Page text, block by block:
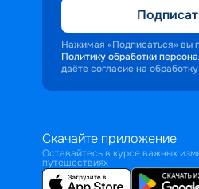
Нажимая «Подписаться» вы
Политику обработки
даёте согласие на
Скачайте приложение
Оставайтесь в курсе важных
путешествиях